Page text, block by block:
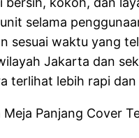
selama
sesuai waktu yang
Jakarta dan
terlihat lebih rapi